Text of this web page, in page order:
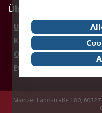
Über RS
Unternehmen
Karriere bei RS
Qualität/Umwelt/
Event-Center
Mainzer Landstraße 180,